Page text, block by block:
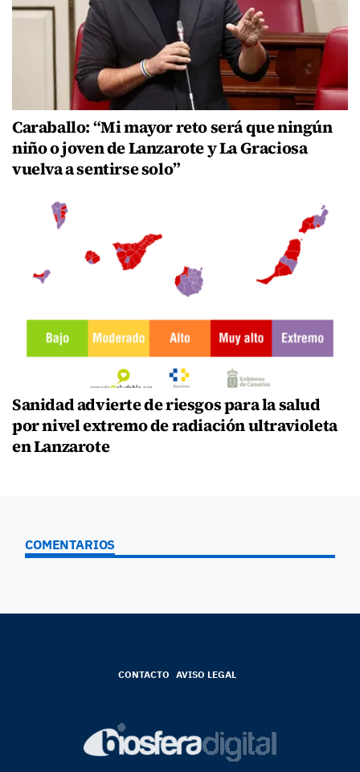
Caraballo: “Mi mayor reto será que ningún
niño o joven de Lanzarote y La Graciosa
vuelva a sentirse solo”
Sanidad advierte de riesgos para la salud
por nivel extremo de radiación ultravioleta
en Lanzarote
COMENTARIOS
CONTACTO AVISO LEGAL